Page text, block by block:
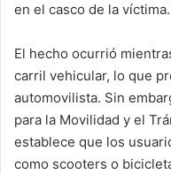
en el casco de la víctima.
El hecho ocurrió
carril vehicular, lo que
automovilista. Sin
para la Movilidad y el
establece que los
como scooters o